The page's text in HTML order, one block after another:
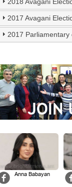
2017 Avagani
2017 Parliamentary
Anna Babayan